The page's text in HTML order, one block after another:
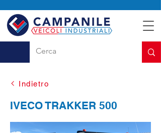
Indietro
IVECO TRAKKER 500